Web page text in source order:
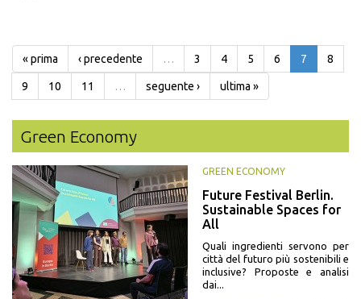
« prima ‹ precedente … 3 4 5 6 7 8
9 10 11 … seguente › ultima »
Green Economy
GREEN ECONOMY
Future Festival Berlin.
Sustainable Spaces for
All
Quali ingredienti servono per
città del futuro più sostenibili e
inclusive? Proposte e analisi
dai...